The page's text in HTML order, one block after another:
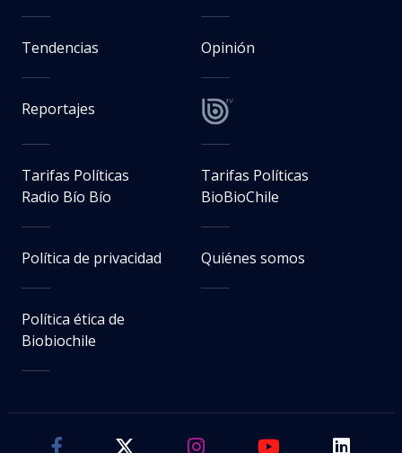
Tendencias Opinión
Reportajes
Tarifas Políticas
Radio Bío Bío
Tarifas Políticas
BioBioChile
Política de privacidad Quiénes somos
Política ética de
Biobiochile